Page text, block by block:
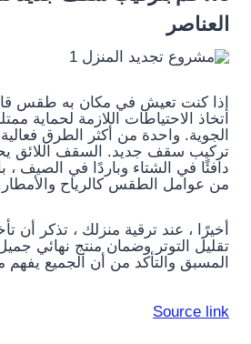
العناصر
إذا كنت تعيش في مكان به طقس
اتخاذ الاحتياطات اللازمة لحماية
الجوية. واحدة من أكثر الطرق
تركيب سقف جديد. السقف اللائق
دافئًا في الشتاء وباردًا في الصيف ،
من عوامل الطقس كالرياح
أخيرًا ، عند ترقية منزلك ، تذكر أن
تقليل التوتر وضمان منتج نهائي
المسبق والتأكد من أن الجميع يفهم
Source link